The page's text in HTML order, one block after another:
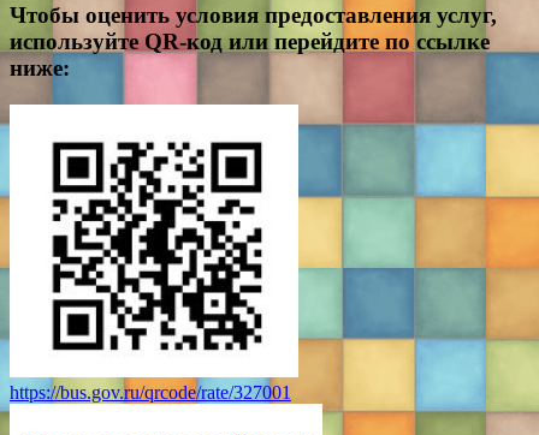
Чтобы оценить условия предоставления услуг,
используйте QR-код или перейдите по ссылке
ниже:
https://bus.gov.ru/qrcode/rate/327001